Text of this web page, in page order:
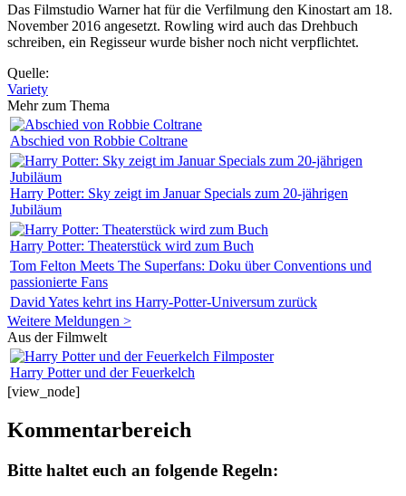
Das Filmstudio Warner hat für die Verfilmung den Kinostart am 18.
November 2016 angesetzt. Rowling wird auch das Drehbuch
schreiben, ein Regisseur wurde bisher noch nicht verpflichtet.
Quelle:
Variety
Mehr zum Thema
Abschied von Robbie Coltrane
Harry Potter: Sky zeigt im Januar Specials zum 20-jährigen
Jubiläum
Harry Potter: Theaterstück wird zum Buch
Tom Felton Meets The Superfans: Doku über Conventions und
passionierte Fans
David Yates kehrt ins Harry-Potter-Universum zurück
Weitere Meldungen >
Aus der Filmwelt
Harry Potter und der Feuerkelch
[view_node]
Kommentarbereich
Bitte haltet euch an folgende Regeln: